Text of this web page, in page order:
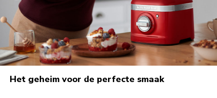
Het geheim voor de perfecte smaak